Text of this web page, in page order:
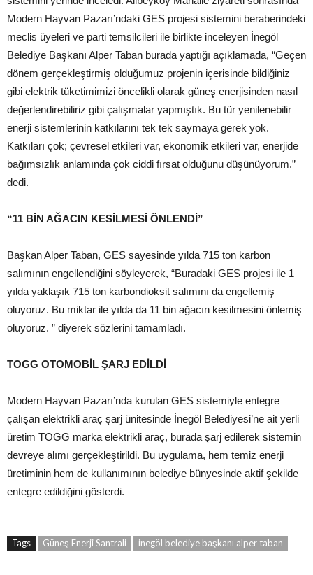
Modern Hayvan Pazarı’ndaki GES projesi sistemini beraberindeki
meclis üyeleri ve parti temsilcileri ile birlikte inceleyen İnegöl
Belediye Başkanı Alper Taban burada yaptığı açıklamada, “Geçen
dönem gerçekleştirmiş olduğumuz projenin içerisinde bildiğiniz
gibi elektrik tüketimimizi öncelikli olarak güneş enerjisinden nasıl
değerlendirebiliriz gibi çalışmalar yapmıştık. Bu tür yenilenebilir
enerji sistemlerinin katkılarını tek tek saymaya gerek yok.
Katkıları çok; çevresel etkileri var, ekonomik etkileri var, enerjide
bağımsızlık anlamında çok ciddi fırsat olduğunu düşünüyorum.”
dedi.
“11 BİN AĞACIN KESİLMESİ ÖNLENDİ”
Başkan Alper Taban, GES sayesinde yılda 715 ton karbon
salımının engellendiğini söyleyerek, “Buradaki GES projesi ile 1
yılda yaklaşık 715 ton karbondioksit salımını da engellemiş
oluyoruz. Bu miktar ile yılda da 11 bin ağacın kesilmesini önlemiş
oluyoruz. ” diyerek sözlerini tamamladı.
TOGG OTOMOBİL ŞARJ EDİLDİ
Modern Hayvan Pazarı’nda kurulan GES sistemiyle entegre
çalışan elektrikli araç şarj ünitesinde İnegöl Belediyesi’ne ait yerli
üretim TOGG marka elektrikli araç, burada şarj edilerek sistemin
devreye alımı gerçekleştirildi. Bu uygulama, hem temiz enerji
üretiminin hem de kullanımının belediye bünyesinde aktif şekilde
entegre edildiğini gösterdi.
Tags Güneş Enerji Santrali inegöl belediye başkanı alper taban